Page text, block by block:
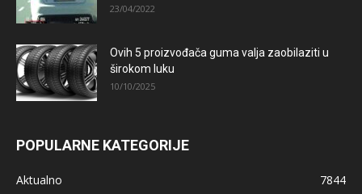
23/04/2022
Ovih 5 proizvođača guma valja zaobilaziti u
širokom luku
10/10/2025
POPULARNE KATEGORIJE
Aktualno
7844